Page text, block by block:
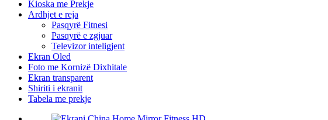
Kioska me Prekje
Ardhjet e reja
Pasqyrë Fitnesi
Pasqyrë e zgjuar
Televizor inteligjent
Ekran Oled
Foto me Kornizë Dixhitale
Ekran transparent
Shiriti i ekranit
Tabela me prekje